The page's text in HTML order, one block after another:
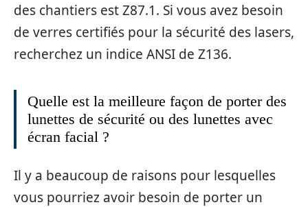
des chantiers est Z87.1. Si vous avez besoin
de verres certifiés pour la sécurité des lasers,
recherchez un indice ANSI de Z136.
Quelle est la meilleure façon de porter des
lunettes de sécurité ou des lunettes avec
écran facial ?
Il y a beaucoup de raisons pour lesquelles
vous pourriez avoir besoin de porter un